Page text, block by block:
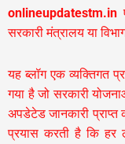
onlineupdatestm.in
सरकारी मंत्रालय या
यह ब्लॉग एक व्यक्तिगत
गया है जो सरकारी
अपडेटेड जानकारी प्राप्त
प्रयास करती है कि